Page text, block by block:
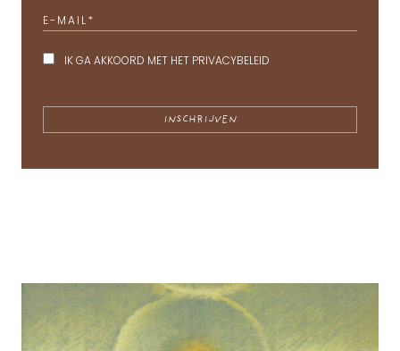
E-MAIL *
IK GA AKKOORD MET HET PRIVACYBELEID